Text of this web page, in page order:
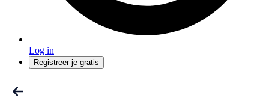
Log in
Registreer je gratis